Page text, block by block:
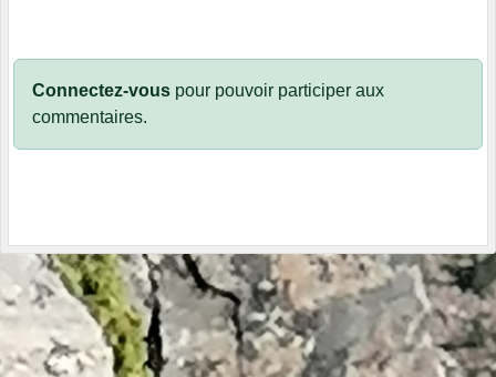
Connectez-vous pour pouvoir participer aux
commentaires.